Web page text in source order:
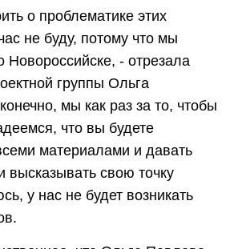
о проблематике этих
не буду, потому что мы
Новороссийске, - отрезала
группы Ольга
мы как раз за то, чтобы
что вы будете
материалами и давать
высказывать свою точку
у нас не будет возникать